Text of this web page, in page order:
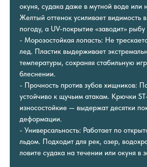
окуня, судака даже в мутной воде или
Желтый оттенок усиливает видимость
погоду, а UV-покрытие «заводит» рыбу
- Морозостойкая лопасть: Не
лед. Пластик выдерживает
температуры, сохраняя стабильную
блеснении.
- Прочность против зубов хищников:
устойчиво к щучьим атакам. Крючки
износостойкие — выдержат десятки
деформации.
- Универсальность: Работает по
льдом. Подходит для рек, озер,
ловите судака на течении или окуня в